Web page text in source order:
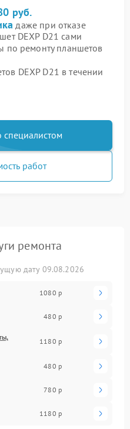
руб.
даже при отказе
DEXP D21 сами
по ремонту планшетов
DEXP D21 в течении
специалистом
работ
ремонта
дату 09.08.2026
1080 р
480 р
1180 р
480 р
780 р
1180 р